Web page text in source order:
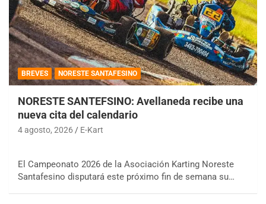
BREVES NORESTE SANTAFESINO
NORESTE SANTEFSINO: Avellaneda recibe una
nueva cita del calendario
4 agosto, 2026 E-Kart
El Campeonato 2026 de la Asociación Karting Noreste
Santafesino disputará este próximo fin de semana su…